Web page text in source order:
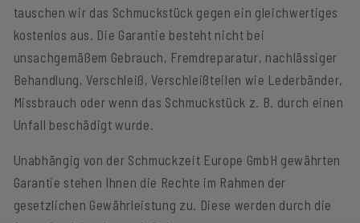
tauschen wir das Schmuckstück gegen ein gleichwertiges
kostenlos aus. Die Garantie besteht nicht bei
unsachgemäßem Gebrauch, Fremdreparatur, nachlässiger
Behandlung, Verschleiß, Verschleißteilen wie Lederbänder,
Missbrauch oder wenn das Schmuckstück z. B. durch einen
Unfall beschädigt wurde.
Unabhängig von der Schmuckzeit Europe GmbH gewährten
Garantie stehen Ihnen die Rechte im Rahmen der
gesetzlichen Gewährleistung zu. Diese werden durch die